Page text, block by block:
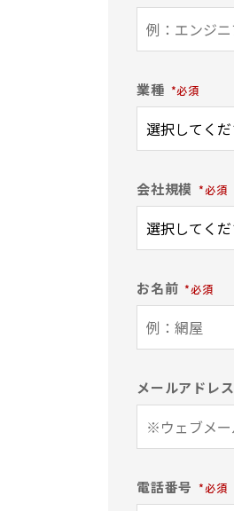
業種
会社規模
お名前
メールアドレス
電話番号